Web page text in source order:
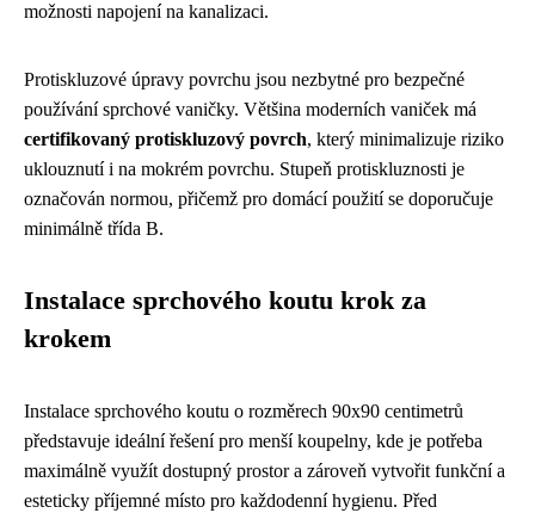
možnosti napojení na kanalizaci.
Protiskluzové úpravy povrchu jsou nezbytné pro bezpečné
používání sprchové vaničky. Většina moderních vaniček má
certifikovaný protiskluzový povrch, který minimalizuje riziko
uklouznutí i na mokrém povrchu. Stupeň protiskluznosti je
označován normou, přičemž pro domácí použití se doporučuje
minimálně třída B.
Instalace sprchového koutu krok za
krokem
Instalace sprchového koutu o rozměrech 90x90 centimetrů
představuje ideální řešení pro menší koupelny, kde je potřeba
maximálně využít dostupný prostor a zároveň vytvořit funkční a
esteticky příjemné místo pro každodenní hygienu. Před